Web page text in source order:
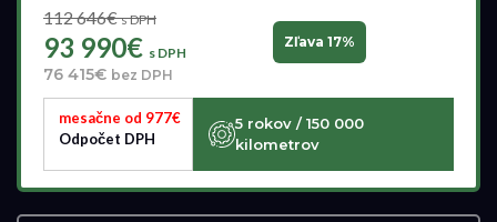
112 646€s DPH
93 990€ s DPH
76 415€ bez DPH
Zľava 17%
mesačne od 977€
Odpočet DPH
5 rokov / 150 000
kilometrov